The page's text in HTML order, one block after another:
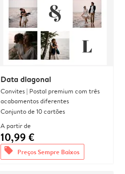
Data diagonal
Convites | Postal premium com três
acabamentos diferentes
Conjunto de 10 cartões
A partir de
10,99 €
offers Preços Sempre Baixos